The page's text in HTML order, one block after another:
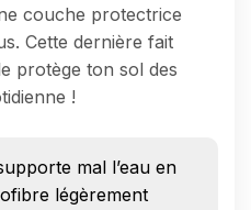
couche protectrice
Cette dernière fait
protège ton sol des
!
mal l’eau en
légèrement